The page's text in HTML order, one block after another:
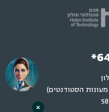
הסטודנטים)
×